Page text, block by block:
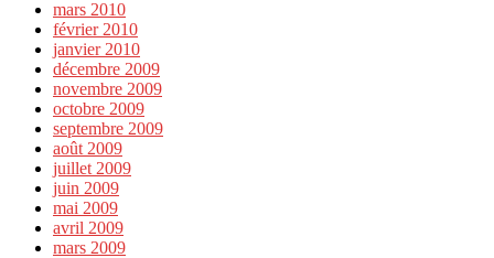
mars 2010
février 2010
janvier 2010
décembre 2009
novembre 2009
octobre 2009
septembre 2009
août 2009
juillet 2009
juin 2009
mai 2009
avril 2009
mars 2009